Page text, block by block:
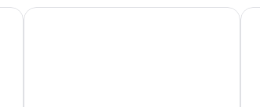
ibis budget Antwerpen Centraal Station